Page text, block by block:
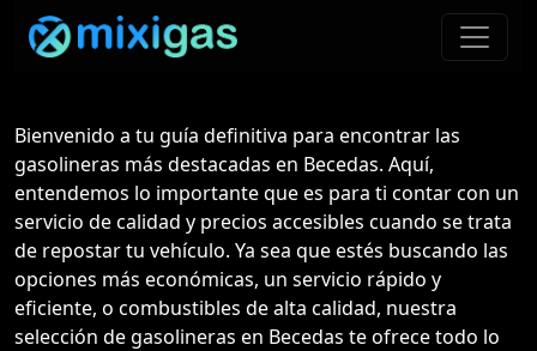
Bienvenido a tu guía definitiva para encontrar las
gasolineras más destacadas en Becedas. Aquí,
entendemos lo importante que es para ti contar con un
servicio de calidad y precios accesibles cuando se trata
de repostar tu vehículo. Ya sea que estés buscando las
opciones más económicas, un servicio rápido y
eficiente, o combustibles de alta calidad, nuestra
selección de gasolineras en Becedas te ofrece todo lo